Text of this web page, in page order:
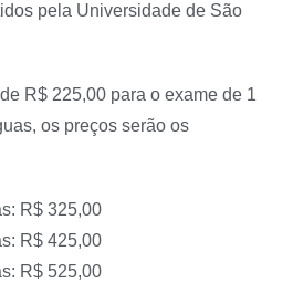
pela Universidade de São
R$ 225,00 para o exame de 1
os preços serão os
R$ 325,00
R$ 425,00
R$ 525,00